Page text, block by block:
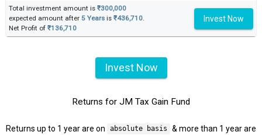
Total investment amount is ₹300,000
expected amount after 5 Years is ₹436,710.
Net Profit of ₹136,710
Invest Now
Invest Now
Returns for JM Tax Gain Fund
Returns up to 1 year are on absolute basis
& more than 1 year are